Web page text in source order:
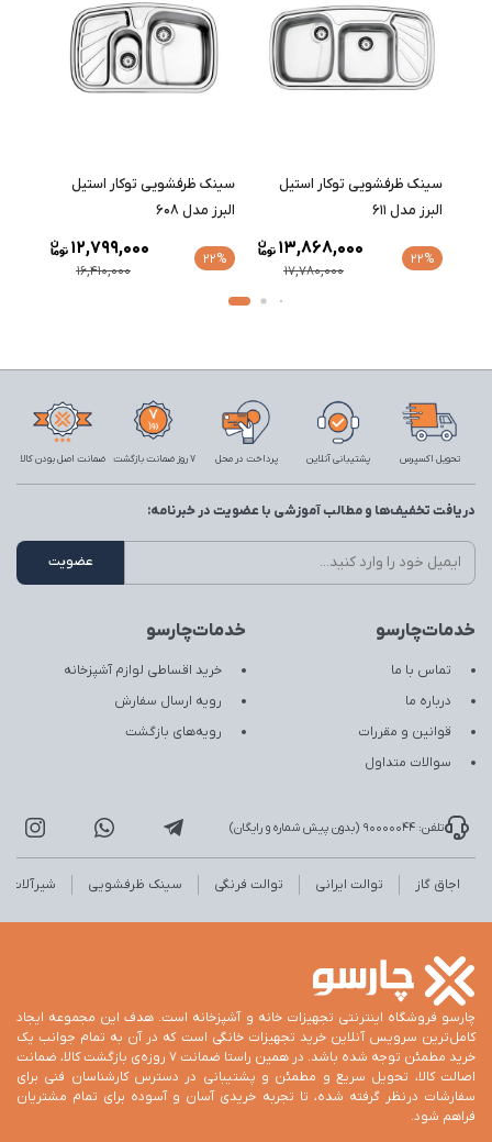
سينک ظرفشویی توکار استیل
البرز مدل 611
22%
17,780,000
13,868,000
سينک ظرفشویی توکار استیل
البرز مدل 608
22%
16,410,000
12,799,000
تحویل اکسپرس پشتیبانی آنلاین پرداخت در محل 7 روز ضمانت بازگشت ضمانت اصل بودن کالا
خدمات‌چارسو
تماس با ما
درباره ما
قوانین و مقررات
سوالات متداول
خدمات‌چارسو
خرید اقساطی لوازم آشپزخانه
رویه ارسال سفارش
رویه‌های بازگشت
دریافت تخفیف‌ها و مطالب آموزشی با عضویت در خبرنامه:
تلفن: 90000044 (بدون پیش شماره و رایگان)
اجاق گاز توالت ایرانی توالت فرنگی سینک ظرفشویی شیرآلات
چارسو فروشگاه اینترنتی تجهیزات خانه و آشپزخانه است. هدف این مجموعه ایجاد
کامل‌ترین سرویس آنلاین خرید تجهیزات خانگی است که در آن به تمام جوانب یک
خرید مطمئن توجه شده باشد. در همین راستا ضمانت 7 روزه‌ی بازگشت کالا، ضمانت
اصالت کالا، تحویل سریع و مطمئن و پشتیبانی در دسترس کارشناسان فنی برای
سفارشات درنظر گرفته شده، تا تجربه خریدی آسان و آسوده برای تمام مشتریان
فراهم شود.